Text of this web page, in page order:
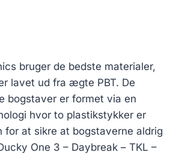
bruger de bedste materialer,
lavet ud fra ægte PBT. De
bogstaver er formet via en
hvor to plastikstykker er
at sikre at bogstaverne aldrig
One 3 – Daybreak – TKL –